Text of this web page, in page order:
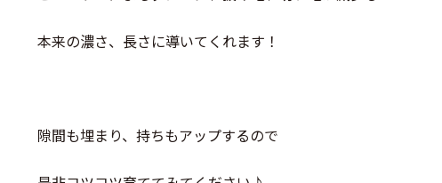
本来の濃さ、長さに導いてくれます！
隙間も埋まり、持ちもアップするので